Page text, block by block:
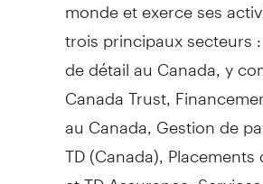
trois principaux secteurs
de détail au Canada , y
Canada Trust,
au Canada Gestion de
TD (Canada), Placements